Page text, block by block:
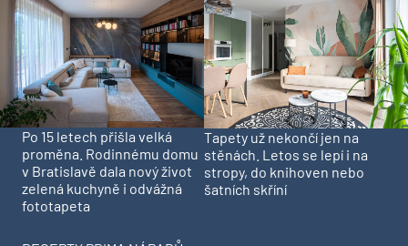
Po 15 letech přišla velká
proměna. Rodinnému domu
v Bratislavě dala nový život
zelená kuchyně i odvážná
fototapeta
Tapety už nekončí jen na
stěnách. Letos se lepí i na
stropy, do knihoven nebo
šatních skříní